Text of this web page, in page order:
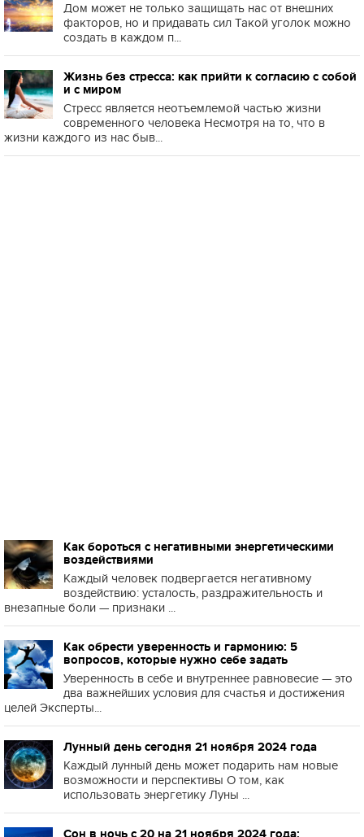
Дом может не только защищать нас от внешних
факторов, но и придавать сил Такой уголок можно
создать в каждом п...
Жизнь без стресса: как прийти к согласию с собой
и с миром
Стресс является неотъемлемой частью жизни
современного человека Несмотря на то, что в
жизни каждого из нас быв...
Как бороться с негативными энергетическими
воздействиями
Каждый человек подвергается негативному
воздействию: усталость, раздражительность и
внезапные боли — признаки ...
Как обрести уверенность и гармонию: 5
вопросов, которые нужно себе задать
Уверенность в себе и внутреннее равновесие — это
два важнейших условия для счастья и достижения
целей Эксперты...
Лунный день сегодня 21 ноября 2024 года
Каждый лунный день может подарить нам новые
возможности и перспективы О том, как
использовать энергетику Луны ...
Сон в ночь с 20 на 21 ноября 2024 года: